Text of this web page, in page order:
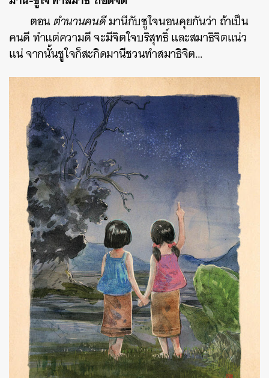
ตอนตำนานคนดีมานีกับชูใจนอนคุยกันว่า ถ้าเป็น
คนดี ทำแต่ความดี จะมีจิตใจบริสุทธิ์ และสมาธิจิตแน่ว
แน่ จากนั้นชูใจก็สะกิดมานีชวนทำสมาธิจิต…
ค้นหา
SHARE TWEET LINE EMAIL